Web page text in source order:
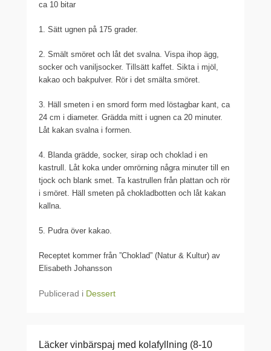
ca 10 bitar
1. Sätt ugnen på 175 grader.
2. Smält smöret och låt det svalna. Vispa ihop ägg,
socker och vaniljsocker. Tillsätt kaffet. Sikta i mjöl,
kakao och bakpulver. Rör i det smälta smöret.
3. Häll smeten i en smord form med löstagbar kant, ca
24 cm i diameter. Grädda mitt i ugnen ca 20 minuter.
Låt kakan svalna i formen.
4. Blanda grädde, socker, sirap och choklad i en
kastrull. Låt koka under omrörning några minuter till en
tjock och blank smet. Ta kastrullen från plattan och rör
i smöret. Häll smeten på chokladbotten och låt kakan
kallna.
5. Pudra över kakao.
Receptet kommer från ”Choklad” (Natur & Kultur) av
Elisabeth Johansson
Publicerad i Dessert
Läcker vinbärspaj med kolafyllning (8-10